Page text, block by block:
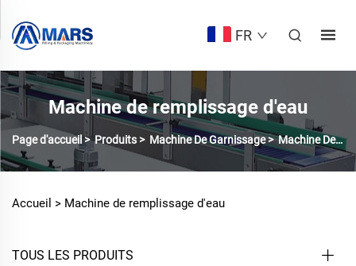
FR
Machine de remplissage d'eau
Page d'accueil >Produits > Machine De Garnissage>Machine De Remplissage D'Eau
Accueil > Machine de remplissage d'eau
TOUS LES PRODUITS